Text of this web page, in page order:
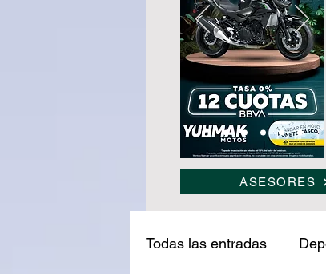
ASESORES
Todas las entradas